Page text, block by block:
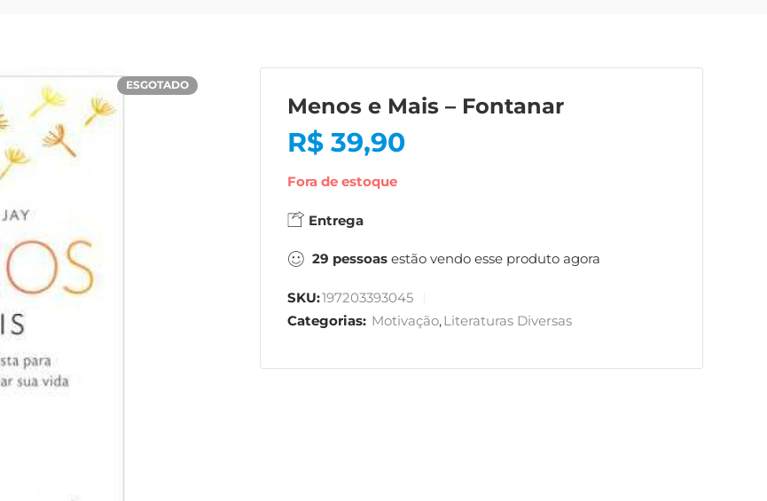
ESGOTADO
Menos e Mais – Fontanar
R$ 39,90
Fora de estoque
Entrega
29 pessoas estão vendo esse produto agora
SKU:197203393045
Categorias: Motivação,Literaturas Diversas